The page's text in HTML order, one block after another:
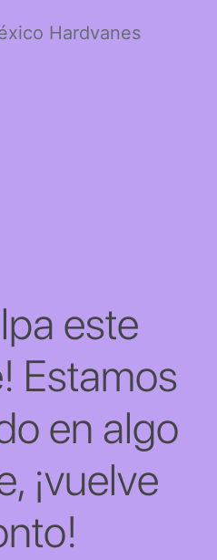
Hardvanes
este
Estamos
en algo
¡vuelve